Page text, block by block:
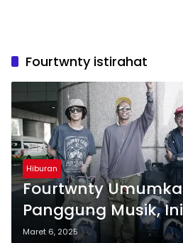
Fourtwnty istirahat
Hiburan
Fourtwnty
Panggung Musik,
Penggemar
Maret 6, 2025